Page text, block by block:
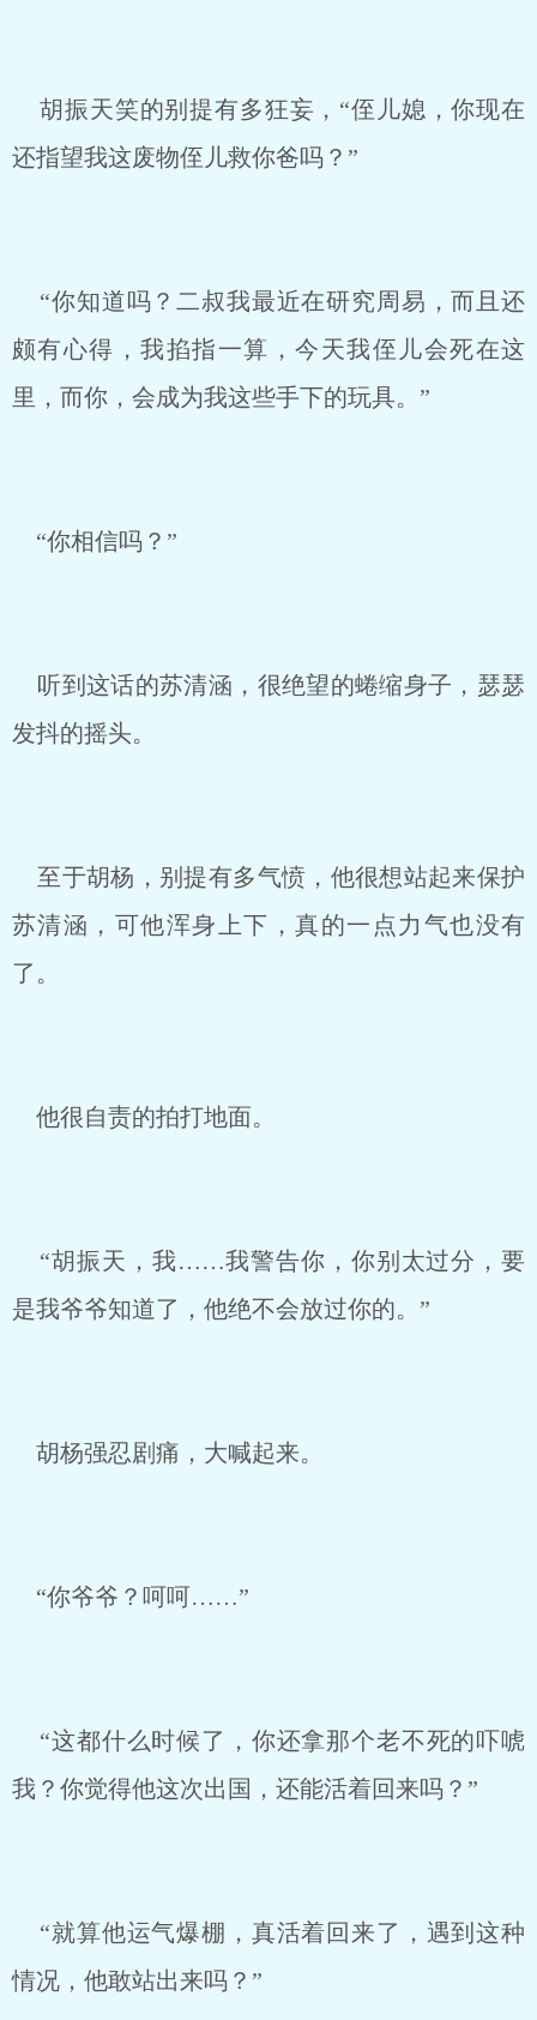
胡振天笑的别提有多狂妄，“侄儿媳，你现在
还指望我这废物侄儿救你爸吗？”
“你知道吗？二叔我最近在研究周易，而且还
颇有心得，我掐指一算，今天我侄儿会死在这
里，而你，会成为我这些手下的玩具。”
“你相信吗？”
听到这话的苏清涵，很绝望的蜷缩身子，瑟瑟
发抖的摇头。
至于胡杨，别提有多气愤，他很想站起来保护
苏清涵，可他浑身上下，真的一点力气也没有
了。
他很自责的拍打地面。
“胡振天，我……我警告你，你别太过分，要
是我爷爷知道了，他绝不会放过你的。”
胡杨强忍剧痛，大喊起来。
“你爷爷？呵呵……”
“这都什么时候了，你还拿那个老不死的吓唬
我？你觉得他这次出国，还能活着回来吗？”
“就算他运气爆棚，真活着回来了，遇到这种
情况，他敢站出来吗？”